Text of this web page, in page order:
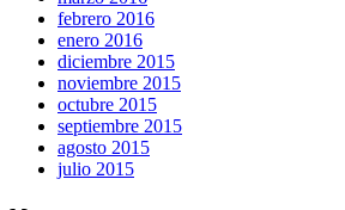
febrero 2016
enero 2016
diciembre 2015
noviembre 2015
octubre 2015
septiembre 2015
agosto 2015
julio 2015